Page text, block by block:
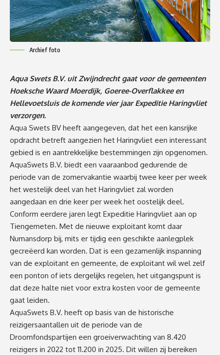
Archief foto
Aqua Swets B.V. uit Zwijndrecht gaat voor de gemeenten
Hoeksche Waard Moerdijk, Goeree-Overflakkee en
Hellevoetsluis de komende vier jaar Expeditie Haringvliet
verzorgen.
Aqua Swets BV heeft aangegeven, dat het een kansrijke
opdracht betreft aangezien het Haringvliet een interessant
gebied is en aantrekkelijke bestemmingen zijn opgenomen.
AquaSwets B.V. biedt een vaaraanbod gedurende de
periode van de zomervakantie waarbij twee keer per week
het westelijk deel van het Haringvliet zal worden
aangedaan en drie keer per week het oostelijk deel.
Conform eerdere jaren legt Expeditie Haringvliet aan op
Tiengemeten. Met de nieuwe exploitant komt daar
Numansdorp bij, mits er tijdig een geschikte aanlegplek
gecreëerd kan worden. Dat is een gezamenlijk inspanning
van de exploitant en gemeente, de exploitant wil wel zelf
een ponton of iets dergelijks regelen, het uitgangspunt is
dat deze halte niet voor extra kosten voor de gemeente
gaat leiden.
AquaSwets B.V. heeft op basis van de historische
reizigersaantallen uit de periode van de
Droomfondspartijen een groeiverwachting van 8.420
reizigers in 2022 tot 11.200 in 2025. Dit willen zij bereiken